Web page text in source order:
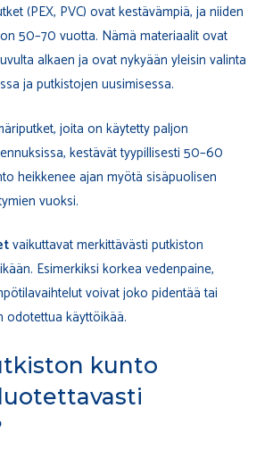
(PEX, PVC) ovat kestävämpiä, ja niiden
50–70 vuotta. Nämä materiaalit ovat
alkaen ja ovat nykyään yleisin valinta
ja putkistojen uusimisessa.
joita on käytetty paljon
kestävät tyypillisesti 50–60
heikkenee ajan myötä sisäpuolisen
vuoksi.
vaikuttavat merkittävästi putkiston
Esimerkiksi korkea vedenpaine,
voivat joko pidentää tai
odotettua käyttöikää.
kunto